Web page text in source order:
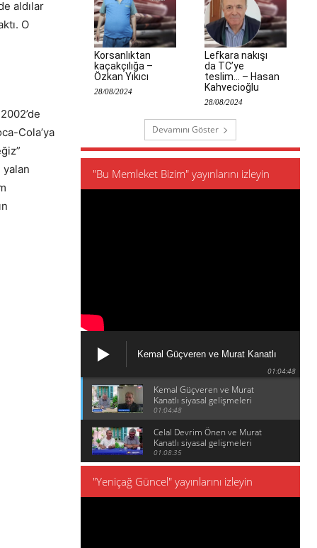
aldılar
O
Cola’ya
yalan
Korsanlıktan
kaçakçılığa –
Özkan Yıkıcı
28/08/2024
Lefkara nakışı
da TC’ye
teslim… – Hasan
Kahvecioğlu
28/08/2024
Devamını Göster
"Bu Memleket Bizim" yayınlarını izleyin
Kemal Güçveren ve Murat Kanatlı
01:04:48
Kemal Güçveren ve Murat
Kanatlı siyasal gelişmeleri
konuşuyor
01:04:48
Celal Devrim Önen ve Murat
Kanatlı siyasal gelişmeleri
konuşuyor
01:08:35
"Yeniçağ Güncel" yayınlarını izleyin